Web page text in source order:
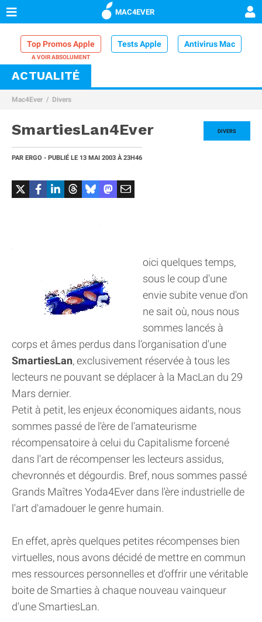
MAC4EVER
Top Promos Apple Tests Apple Antivirus Mac
VPN Mac
Comparatif iPhone
ACTUALITÉ
Mac4Ever Divers
DIVERS
SmartiesLan4Ever
PAR ERGO - PUBLIÉ LE 13 MAI 2003 À 23H46
oici quelques temps,
sous le coup d'une
envie subite venue d'on
ne sait où, nous nous
sommes lancés à
corps et âmes perdus dans l'organisation d'une
SmartiesLan, exclusivement réservée à tous les
lecteurs ne pouvant se déplacer à la MacLan du 29
Mars dernier.
Petit à petit, les enjeux économiques aidants, nous
sommes passé de l'ère de l'amateurisme
récompensatoire à celui du Capitalisme forcené
dans l'art de récompenser les lecteurs assidus,
chevronnés et dégourdis. Bref, nous sommes passé
Grands Maîtres Yoda4Ever dans l'ère industrielle de
l'art d'amadouer le genre humain.
En effet, après quelques petites récompenses bien
virtuelles, nous avons décidé de mettre en commun
mes ressources personnelles et d'offrir une véritable
boite de Smarties à chaque nouveau vainqueur
d'une SmartiesLan.